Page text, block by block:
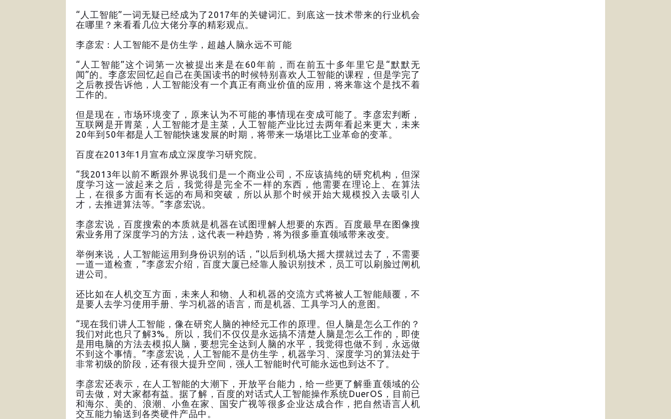
“人工智能”一词无疑已经成为了2017年的关键词汇。到底这一技术带来的行业机会
在哪里？来看看几位大佬分享的精彩观点。
李彦宏：人工智能不是仿生学，超越人脑永远不可能
“人工智能”这个词第一次被提出来是在60年前，而在前五十多年里它是“默默无
闻”的。李彦宏回忆起自己在美国读书的时候特别喜欢人工智能的课程，但是学完了
之后教授告诉他，人工智能没有一个真正有商业价值的应用，将来靠这个是找不着
工作的。
但是现在，市场环境变了，原来认为不可能的事情现在变成可能了。李彦宏判断，
互联网是开胃菜，人工智能才是主菜，人工智能产业比过去两年看起来更大，未来
20年到50年都是人工智能快速发展的时期，将带来一场堪比工业革命的变革。
百度在2013年1月宣布成立深度学习研究院。
“我2013年以前不断跟外界说我们是一个商业公司，不应该搞纯的研究机构，但深
度学习这一波起来之后，我觉得是完全不一样的东西，他需要在理论上、在算法
上，在很多方面有长远的布局和突破，所以从那个时候开始大规模投入去吸引人
才，去推进算法等。”李彦宏说。
李彦宏说，百度搜索的本质就是机器在试图理解人想要的东西。百度最早在图像搜
索业务用了深度学习的方法，这代表一种趋势，将为很多垂直领域带来改变。
举例来说，人工智能运用到身份识别的话，“以后到机场大摇大摆就过去了，不需要
一道一道检查，”李彦宏介绍，百度大厦已经靠人脸识别技术，员工可以刷脸过闸机
进公司。
还比如在人机交互方面，未来人和物、人和机器的交流方式将被人工智能颠覆，不
是要人去学习使用手册、学习机器的语言，而是机器、工具学习人的意图。
“现在我们讲人工智能，像在研究人脑的神经元工作的原理。但人脑是怎么工作的？
我们对此也只了解3%。所以，我们不仅仅是永远搞不清楚人脑是怎么工作的，即使
是用电脑的方法去模拟人脑，要想完全达到人脑的水平，我觉得也做不到，永远做
不到这个事情。”李彦宏说，人工智能不是仿生学，机器学习、深度学习的算法处于
非常初级的阶段，还有很大提升空间，强人工智能时代可能永远也到达不了。
李彦宏还表示，在人工智能的大潮下，开放平台能力，给一些更了解垂直领域的公
司去做，对大家都有益。据了解，百度的对话式人工智能操作系统DuerOS，目前已
和海尔、美的、浪潮、小鱼在家、国安广视等很多企业达成合作，把自然语言人机
交互能力输送到各类硬件产品中。